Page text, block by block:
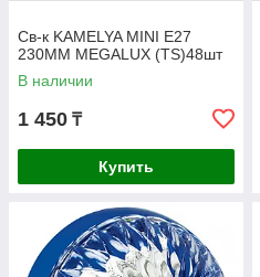
Св-к KAMELYA MINI E27
230MM MEGALUX (TS)48шт
В наличии
1 450 ₸
Купить